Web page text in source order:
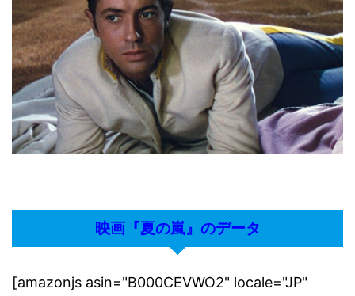
映画『夏の嵐』のデータ
[amazonjs asin="B000CEVWO2" locale="JP"